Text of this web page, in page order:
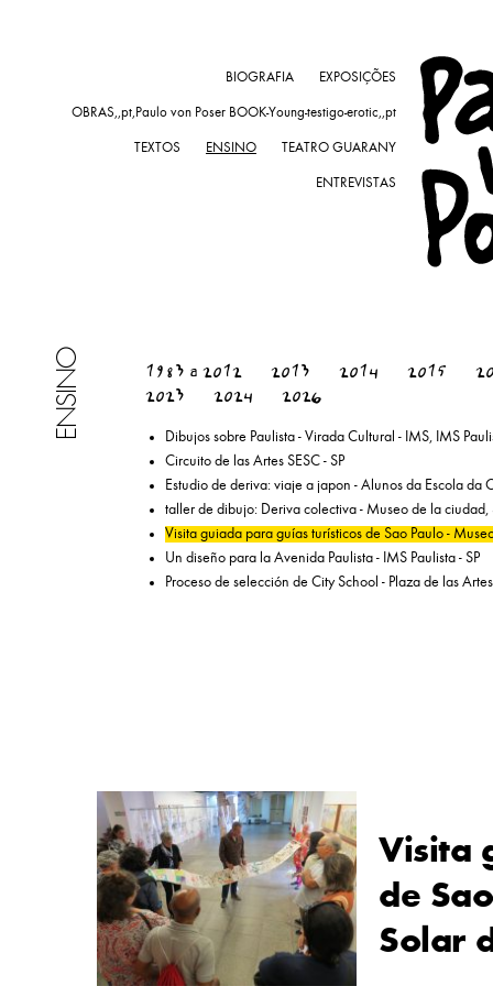
BIOGRAFIA EXPOSIÇÕES
OBRAS,,pt,Paulo von Poser BOOK-Young-testigo-erotic,,pt
TEXTOS ENSINO TEATRO GUARANY
ENTREVISTAS
ENSINO 1983 a 2012 2013 2014 2015
2023
2024 2026
Dibujos sobre Paulista - Virada Cultural - IMS, IMS
Circuito de las Artes SESC - SP
Estudio de deriva: viaje a japon - Alunos da Escola da
taller de dibujo: Deriva colectiva - Museo de la ciudad,
Visita guiada para guías turísticos de Sao Paulo -
Un diseño para la Avenida Paulista - IMS Paulista - SP
Proceso de selección de City School - Plaza de las Artes
Visita
de
Solar